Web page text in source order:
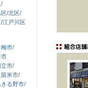
/
/北区/
/江戸川区
市/
市/
米市/
る野市/